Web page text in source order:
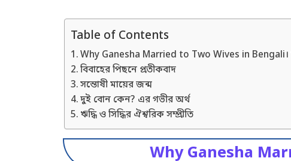
Table of Contents
Why Ganesha Married to Two Wives in Bengali।
বিবাহের পিছনে প্রতীকবাদ
সন্তোষী মায়ের জন্ম
দুই বোন কেন? এর গভীর অর্থ
ঋদ্ধি ও সিদ্ধির ঐশ্বরিক সম্প্রীতি
Why Ganesha